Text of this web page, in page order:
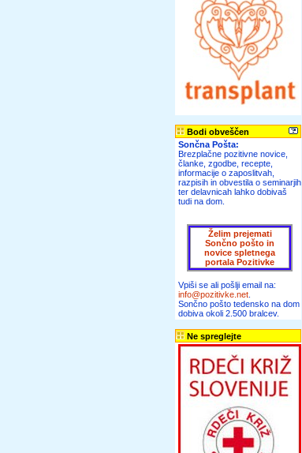
Bodi obveščen
Sončna Pošta:
Brezplačne pozitivne novice,
članke, zgodbe, recepte,
informacije o zaposlitvah,
razpisih in obvestila o seminarjih
ter delavnicah lahko dobivaš
tudi na dom.
Želim prejemati
Sončno pošto in
novice spletnega
portala Pozitivke
Vpiši se ali pošlji email na:
info@pozitivke.net
Sončno pošto tedensko na dom
dobiva okoli 2.500 bralcev.
Ne spreglejte